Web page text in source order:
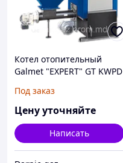
Котел отопительный
Galmet "EXPERT" GT KWPD
Под заказ
Цену уточняйте
Написать